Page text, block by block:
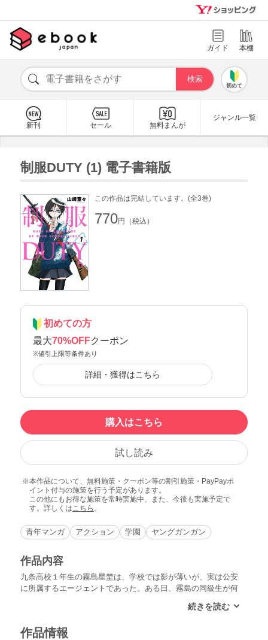
ガイド 本棚
初めて
新刊 セール 無料まんが
ジャンル一覧
制服DUTY (1) 電子書籍版
この作品は完結しています。(全3巻)
770円（税込）
初めての方
最大70%OFFクーポン
※値引上限等条件あり
詳細・獲得はこちら
購入はこちら
試し読み
本作品について、無料施策・クーポン等の割引施策・PayPayポ
イント付与の施策を行う予定があります。
この他にもお得な施策を常時実施中、また、今後も実施予定で
す。詳しくは こちら 。
青年マンガ アクション 学園 ヤングガンガン
作品内容
九条高校１年生の霧島星埜は、学校では影が薄いが、実は公安
に所属するエージェントであった。ある日、霧島の同級生が何
報を狙った同級生であり某国のスパイ・安瀬祢々の仕業であっ
スパイ達の感情の活動記録――
作品情報